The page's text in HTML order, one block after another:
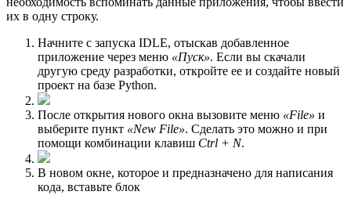
их в одну строку.
Начните с запуска IDLE, отыскав добавленное
приложение через меню «Пуск». Если вы скачали
другую среду разработки, откройте ее и создайте новый
проект на базе Python.
После открытия нового окна вызовите меню «File» и
выберите пункт «New File». Сделать это можно и при
помощи комбинации клавиш Ctrl + N.
В новом окне, которое и предназначено для написания
кода, вставьте блок